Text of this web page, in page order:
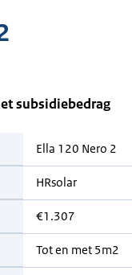
subsidiebedrag
Ella 120 Nero 2
HRsolar
€1.307
Tot en met 5m2